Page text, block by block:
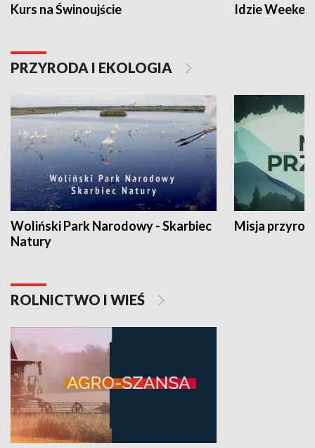
Kurs na Świnoujście Idzie
PRZYRODA I EKOLOGIA
Woliński Park Narodowy - Skarbiec
Natury
Misja
ROLNICTWO I WIEŚ